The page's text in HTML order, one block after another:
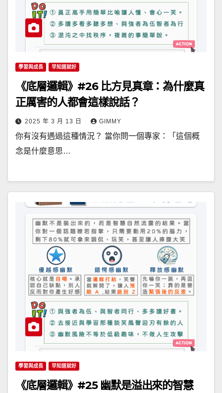
學習與成長 早知道就好
《底層邏輯》#26 比方見真章：為什麼真
正厲害的人都會這樣說話？
2025 年 3 月 13 日 GIMMY
你有沒有遇過這種情況？ 當你問一個專家：「這個概
念是什麼意思…
學習與成長 早知道就好
《底層邏輯》#25 幽默是溢出來的智慧